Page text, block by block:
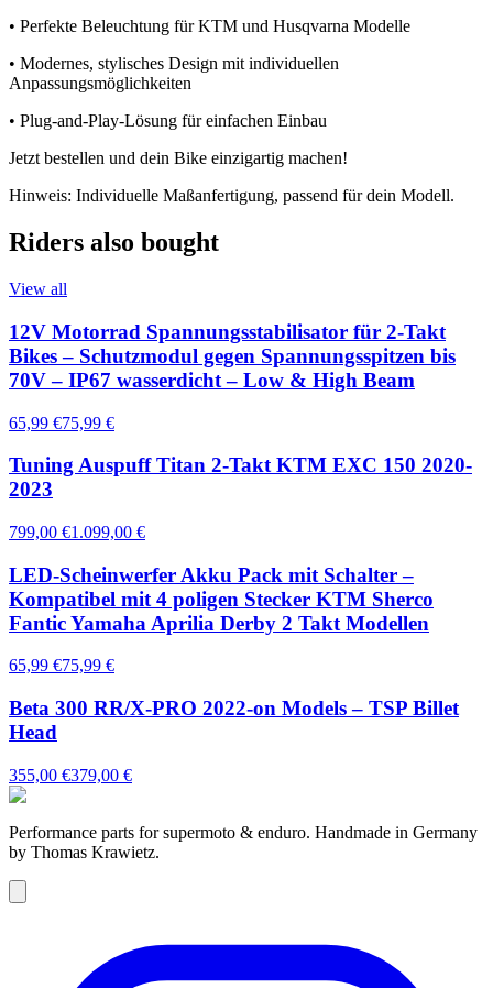
• Perfekte Beleuchtung für KTM und Husqvarna Modelle
• Modernes, stylisches Design mit individuellen
Anpassungsmöglichkeiten
• Plug-and-Play-Lösung für einfachen Einbau
Jetzt bestellen und dein Bike einzigartig machen!
Hinweis: Individuelle Maßanfertigung, passend für dein Modell.
Riders also bought
View all
12V Motorrad Spannungsstabilisator für 2-Takt
Bikes – Schutzmodul gegen Spannungsspitzen bis
70V – IP67 wasserdicht – Low & High Beam
65,99 €75,99 €
Tuning Auspuff Titan 2-Takt KTM EXC 150 2020-
2023
799,00 €1.099,00 €
LED-Scheinwerfer Akku Pack mit Schalter –
Kompatibel mit 4 poligen Stecker KTM Sherco
Fantic Yamaha Aprilia Derby 2 Takt Modellen
65,99 €75,99 €
Beta 300 RR/X-PRO 2022-on Models – TSP Billet
Head
355,00 €379,00 €
Performance parts for supermoto & enduro. Handmade in Germany
by Thomas Krawietz.